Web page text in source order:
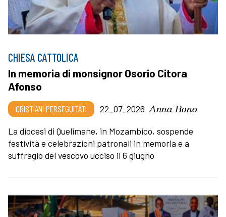
CHIESA CATTOLICA
In memoria di monsignor Osorio Citora
Afonso
CRISTIANI PERSEGUITATI 22_07_2026 Anna Bono
La diocesi di Quelimane, in Mozambico, sospende
festività e celebrazioni patronali in memoria e a
suffragio del vescovo ucciso il 6 giugno